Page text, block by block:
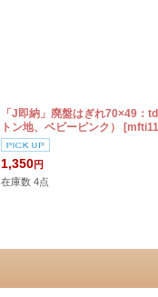
「J即納」廃盤はぎれ70×49：
トン地、ベビーピンク）
[
1,350円
在庫数 4点